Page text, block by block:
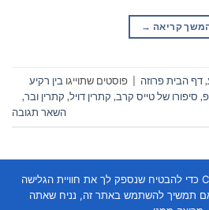
קריאה →
,דף הבית פרוזה פוסטים שתוייגו בין רקיע
, סיפורו של טייס קרב, קתרין דויל, קתרין ובר,
השאר תגובה
אנו משתמשים בקובצי Cookie כדי להבטיח שנספק לך את חוויית הגלישה
תמשיך להשתמש באתר זה, נניח שאתה